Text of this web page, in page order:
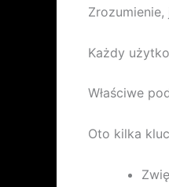
Każdy
Właściwe
Oto kilka